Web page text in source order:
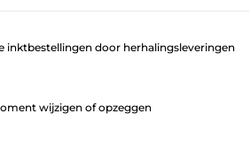
inktbestellingen door herhalingsleveringen
wijzigen of opzeggen